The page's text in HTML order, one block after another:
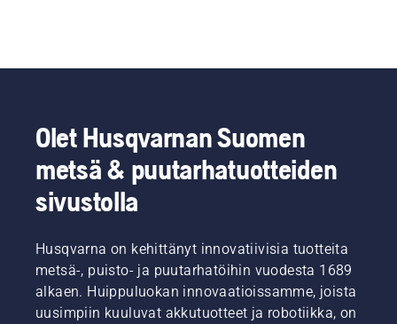
Olet Husqvarnan Suomen
metsä & puutarhatuotteiden
sivustolla
Husqvarna on kehittänyt innovatiivisia tuotteita
metsä-, puisto- ja puutarhatöihin vuodesta 1689
alkaen. Huippuluokan innovaatioissamme, joista
uusimpiin kuuluvat akkutuotteet ja robotiikka, on